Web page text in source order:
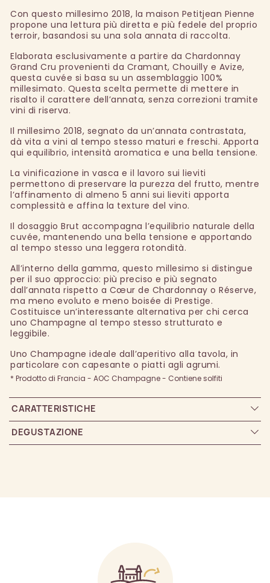
Con questo millesimo 2018, la maison Petitjean Pienne
propone una lettura più diretta e più fedele del proprio
terroir, basandosi su una sola annata di raccolta.
Elaborata esclusivamente a partire da Chardonnay
Grand Cru provenienti da Cramant, Chouilly e Avize,
questa cuvée si basa su un assemblaggio 100%
millesimato. Questa scelta permette di mettere in
risalto il carattere dell’annata, senza correzioni tramite
vini di riserva.
Il millesimo 2018, segnato da un’annata contrastata,
dà vita a vini al tempo stesso maturi e freschi. Apporta
qui equilibrio, intensità aromatica e una bella tensione.
La vinificazione in vasca e il lavoro sui lieviti
permettono di preservare la purezza del frutto, mentre
l’affinamento di almeno 5 anni sui lieviti apporta
complessità e affina la texture del vino.
Il dosaggio Brut accompagna l’equilibrio naturale della
cuvée, mantenendo una bella tensione e apportando
al tempo stesso una leggera rotondità.
All’interno della gamma, questo millesimo si distingue
per il suo approccio: più preciso e più segnato
dall’annata rispetto a Cœur de Chardonnay o Réserve,
ma meno evoluto e meno boisée di Prestige.
Costituisce un’interessante alternativa per chi cerca
uno Champagne al tempo stesso strutturato e
leggibile.
Uno Champagne ideale dall’aperitivo alla tavola, in
particolare con capesante o piatti agli agrumi.
* Prodotto di Francia - AOC Champagne - Contiene solfiti
CARATTERISTICHE
DEGUSTAZIONE